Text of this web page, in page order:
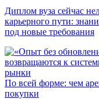
Диплом вуза сейчас
карьерного пути:
под новые требования
рынки
По всей форме: чем
покупки